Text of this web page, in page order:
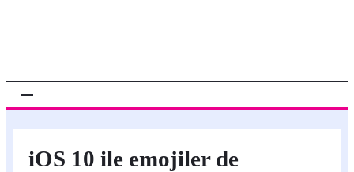
iOS 10 ile emojiler de